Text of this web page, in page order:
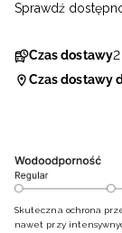
Czas dostawy
Czas dostawy
Sprawdź
Skuteczna ochrona
nawet przy